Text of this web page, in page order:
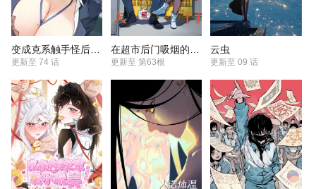
变成克系触手怪后，她们更疯狂了!
更新至 74 话 更新至第63根
云虫
更新至09 话